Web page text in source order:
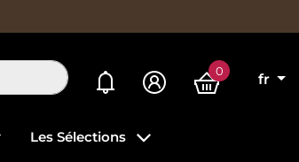
Mes alertes 0
fr
Les Sélections